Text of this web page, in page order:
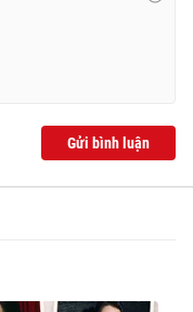
Gửi bình luận